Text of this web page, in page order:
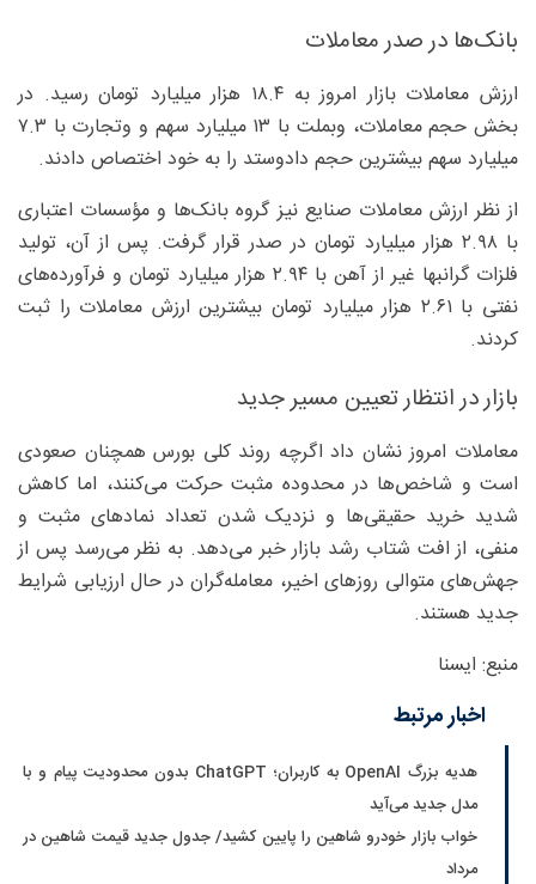
بانک‌ها در صدر معاملات
ارزش معاملات بازار امروز به ۱۸.۴ هزار میلیارد تومان رسید. در
بخش حجم معاملات، وبملت با ۱۳ میلیارد سهم و وتجارت با ۷.۳
میلیارد سهم بیشترین حجم دادوستد را به خود اختصاص دادند.
از نظر ارزش معاملات صنایع نیز گروه بانک‌ها و مؤسسات اعتباری
با ۲.۹۸ هزار میلیارد تومان در صدر قرار گرفت. پس از آن، تولید
فلزات گرانبها غیر از آهن با ۲.۹۴ هزار میلیارد تومان و فرآورده‌های
نفتی با ۲.۶۱ هزار میلیارد تومان بیشترین ارزش معاملات را ثبت
کردند.
بازار در انتظار تعیین مسیر جدید
معاملات امروز نشان داد اگرچه روند کلی بورس همچنان صعودی
است و شاخص‌ها در محدوده مثبت حرکت می‌کنند، اما کاهش
شدید خرید حقیقی‌ها و نزدیک شدن تعداد نمادهای مثبت و
منفی، از افت شتاب رشد بازار خبر می‌دهد. به نظر می‌رسد پس از
جهش‌های متوالی روزهای اخیر، معامله‌گران در حال ارزیابی شرایط
جدید هستند.
منبع: ایسنا
اخبار مرتبط
هدیه بزرگ OpenAI به کاربران؛ ChatGPT بدون محدودیت پیام و با
مدل جدید می‌آید
خواب بازار خودرو شاهین را پایین کشید/ جدول جدید قیمت شاهین در
مرداد